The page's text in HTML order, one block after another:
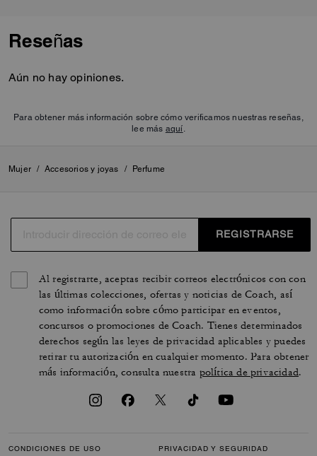
Reseñas
Aún no hay opiniones.
Para obtener más información sobre cómo verificamos nuestras reseñas,
lee más aquí
Mujer / Accesorios y joyas / Perfume
REGISTRARSE
Al registrarte, aceptas recibir correos electrónicos con con
las últimas colecciones, ofertas y noticias de Coach, así
como información sobre cómo participar en eventos,
concursos o promociones de Coach. Tienes determinados
derechos según las leyes de privacidad aplicables y puedes
retirar tu autorización en cualquier momento. Para obtener
más información, consulta nuestra política de privacidad.
CONDICIONES DE USO PRIVACIDAD Y SEGURIDAD